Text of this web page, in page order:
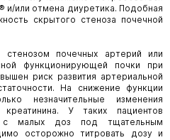
и/или отмена диуретика. Подобная
скрытого стеноза почечной
почечных артерий или
функционирующей почки при
риск развития артериальной
На снижение функции
незначительные изменения
креатинина. У таких пациентов
с малых доз под тщательным
осторожно титровать дозу и